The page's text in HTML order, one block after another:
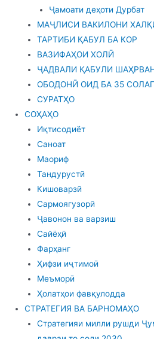
Ҷамоати деҳоти Дурбат
МАҶЛИСИ ВАКИЛОНИ
ТАРТИБИ ҚАБУЛ БА КОР
ВАЗИФАҲОИ ХОЛӢ
ҶАДВАЛИ ҚАБУЛИ
ОБОДОНӢ ОИД БА 35
СУРАТҲО
СОҲАҲО
Иқтисодиёт
Саноат
Маориф
Тандурустӣ
Кишоварзӣ
Сармоягузорӣ
Ҷавонон ва варзиш
Сайёҳӣ
Фарҳанг
Ҳифзи иҷтимоӣ
Меъморӣ
Ҳолатҳои фавқулодда
СТРАТЕГИЯ ВА БАРНОМАҲО
Стратегияи милли рушди